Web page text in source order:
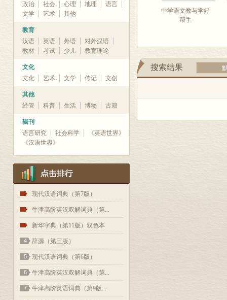
政治
社会 心理 地理
语言
文学
艺术 其他
教育
汉语
英语 外语
对外汉语
教材
考试 少儿 教育理论
文化
文化
艺术 文学 传记 文创
其他
经管
科普 生活 博物 古籍
辑刊
语言研究
社会科学
《英语世界》
《汉语世界》
1 现代汉语词典（第7版）
2 牛津高阶英汉双解词典（第...
3 新华字典（第11版）双色本
4 辞源（第三版）
5 现代汉语词典（第6版）
6 牛津高阶英汉双解词典（第...
7 牛津高阶英语词典（第9版...
中学语文教与学好
帮手
搜索结果